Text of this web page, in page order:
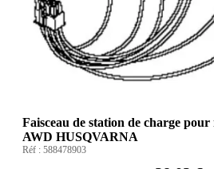
Faisceau de station de charge pour
AWD HUSQVARNA
Réf : 588478903